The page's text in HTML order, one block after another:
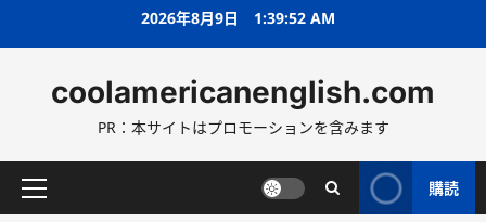
ス
ッ
2026年8月9日 1:39:53 AM
coolamericanenglish.com
PR：本サイトはプロモーションを含みます
メ
購読